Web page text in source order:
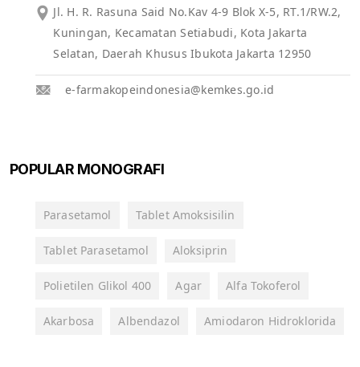
Jl. H. R. Rasuna Said No.Kav 4-9 Blok X-5, RT.1/RW.2,
Kuningan, Kecamatan Setiabudi, Kota Jakarta
Selatan, Daerah Khusus Ibukota Jakarta 12950
e-farmakopeindonesia@kemkes.go.id
POPULAR MONOGRAFI
Parasetamol Tablet Amoksisilin
Tablet Parasetamol Aloksiprin
Polietilen Glikol 400 Agar Alfa Tokoferol
Akarbosa Albendazol Amiodaron Hidroklorida